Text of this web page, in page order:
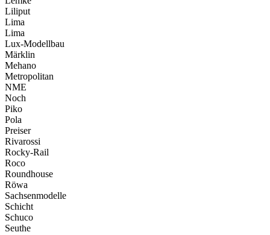
Liliput
Lima
Lima
Lux-Modellbau
Märklin
Mehano
Metropolitan
NME
Noch
Piko
Pola
Preiser
Rivarossi
Rocky-Rail
Roco
Roundhouse
Röwa
Sachsenmodelle
Schicht
Schuco
Seuthe